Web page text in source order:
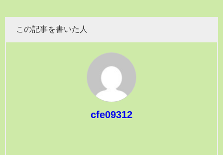
この記事を書いた人
cfe09312